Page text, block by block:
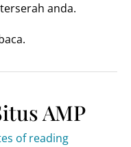
anda.
AMP
of reading